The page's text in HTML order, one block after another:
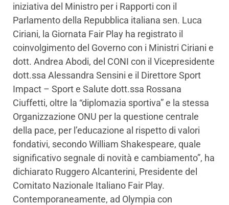
iniziativa del Ministro per i Rapporti con il
Parlamento della Repubblica italiana sen. Luca
Ciriani, la Giornata Fair Play ha registrato il
coinvolgimento del Governo con i Ministri Ciriani e
dott. Andrea Abodi, del CONI con il Vicepresidente
dott.ssa Alessandra Sensini e il Direttore Sport
Impact – Sport e Salute dott.ssa Rossana
Ciuffetti, oltre la “diplomazia sportiva” e la stessa
Organizzazione ONU per la questione centrale
della pace, per l’educazione al rispetto di valori
fondativi, secondo William Shakespeare, quale
significativo segnale di novità e cambiamento”, ha
dichiarato Ruggero Alcanterini, Presidente del
Comitato Nazionale Italiano Fair Play.
Contemporaneamente, ad Olympia con